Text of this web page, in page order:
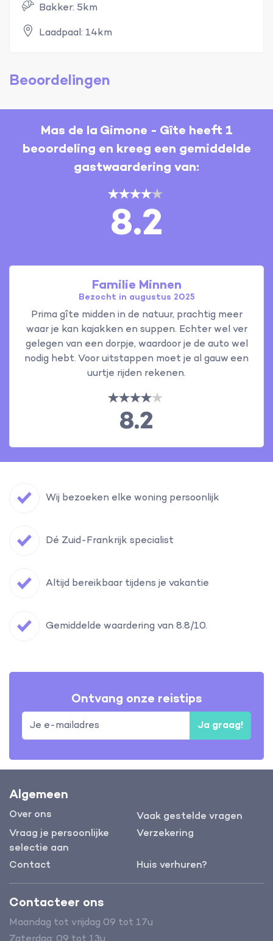
Bakker: 5km
Laadpaal: 14km
Beoordelingen
Mas de la Gimone - Gîte heeft 1
beoordeling en kreeg een gemiddelde
gastwaardering van:
8.2
Familie Minnen
Bezocht in augustus 2025
Prima gîte midden in de natuur, prachtig meer
waar je kan kajakken en suppen. Echter wel ver
gelegen van een dorpje, waardoor je de auto wel
nodig hebt. Voor uitstappen moet je al gauw een
uurtje rijden rekenen.
8.2
Wij bezoeken elke woning persoonlijk
Dé Zuid-Frankrijk specialist
Altijd bereikbaar tijdens je vakantie
Gemiddelde waardering van 8.8/10.
Ontvang onze reistips
Ja graag!
Algemeen
Over ons
Vaak gestelde vragen
Vraag je persoonlijke
selectie aan
Verzekering
Contact Huis verhuren?
Contacteer ons
Maandag tot vrijdag 09 tot 17u